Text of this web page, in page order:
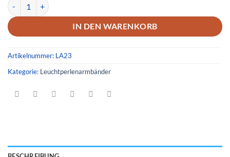
IN DEN WARENKORB
Artikelnummer: LA23
Kategorie: Leuchtperlenarmbänder